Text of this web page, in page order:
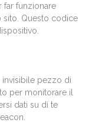
far funzionare
sito. Questo codice
pezzo di
per monitorare il
dati su di te